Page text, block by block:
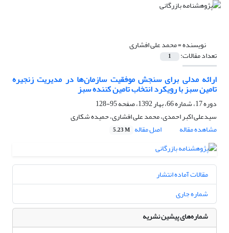
نویسنده =محمد علی افشاری
تعداد مقالات: 1
ارائه مدلی برای سنجش موفقیت سازمان‌ها در مدیریت زنجیره
تامین سبز با رویکرد انتخاب تامین کننده سبز
دوره 17، شماره 66، بهار 1392، صفحه
95-128
سیدعلی اکبر احمدی، محمد علی افشاری، حمیده شکاری
مشاهده مقاله
اصل مقاله 5.23 M
مقالات آماده انتشار
شماره جاری
شماره‌های پیشین نشریه